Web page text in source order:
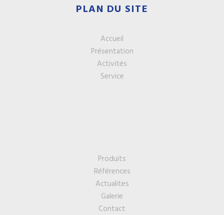
PLAN DU SITE
Accueil
Présentation
Activités
Service
Produits
Références
Actualites
Galerie
Contact